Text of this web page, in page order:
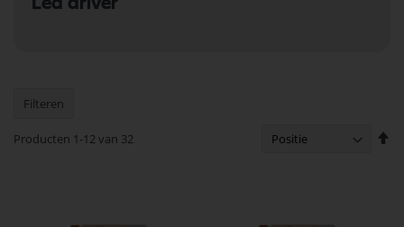
Led driver
Producten 1 -12van 32
Filteren